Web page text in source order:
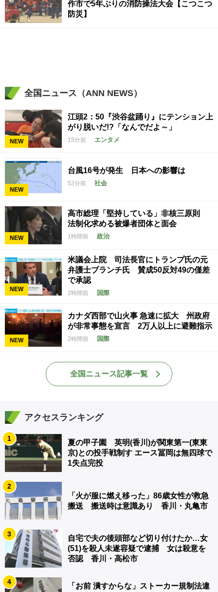
作市で5年ぶりの消防操法大会【こつこつ
防災】
全国ニュース（ANN NEWS）
NEW
江頭2：50『渋谷盆踊り』にテンション上
がり脱いだ!?「なんでだよ～」
15分前 エンタメ
NEW
台風16号が発生 日本への影響は
52分前 社会
NEW
高市総理「堅持している」非核三原則
法制化求める被爆者団体と面会
1時間前 政治
NEW
米議会上院 司法長官にトランプ氏の元
弁護士ブランチ氏 賛成50反対49の僅差
で承認
2時間前 国際
NEW
カナダ西部で山火事 急速に拡大 州政府
が非常事態を宣言 2万人以上に避難指示
2時間前 国際
全国ニュース記事一覧
アクセスランキング
1
夏の甲子園 英明(香川)が関東第一(東東
京)との投手戦制す エース冨岡は無四球で
1失点完投
2
「火が服に燃え移った」86歳女性が救急
搬送 搬送時は意識あり 香川・丸亀市
3
自宅で夫の後頭部など切り付けたか…女
(51)を殺人未遂容疑で逮捕 女は殺意を
否認 香川・高松市
4
「お前 潰すからな」ストーカー規制法違